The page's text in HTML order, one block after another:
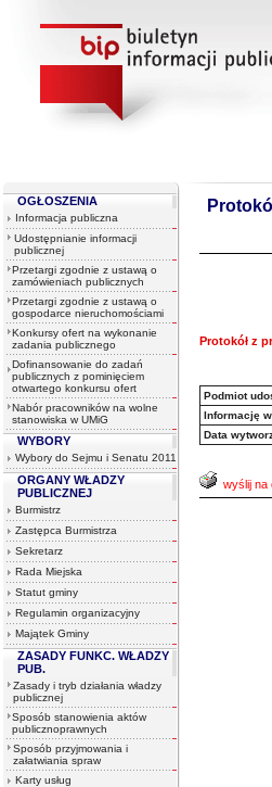
OGŁOSZENIA
Informacja publiczna
Udostępnianie informacji
publicznej
Przetargi zgodnie z ustawą o
zamówieniach publicznych
Przetargi zgodnie z ustawą o
gospodarce nieruchomościami
Konkursy ofert na wykonanie
zadania publicznego
Dofinansowanie do zadań
publicznych z pominięciem
otwartego konkursu ofert
Nabór pracowników na wolne
stanowiska w UMiG
WYBORY
Wybory do Sejmu i Senatu 2011
ORGANY WŁADZY
PUBLICZNEJ
Burmistrz
Zastępca Burmistrza
Sekretarz
Rada Miejska
Statut gminy
Regulamin organizacyjny
Majątek Gminy
ZASADY FUNKC. WŁADZY
PUB.
Zasady i tryb działania władzy
publicznej
Sposób stanowienia aktów
publicznoprawnych
Sposób przyjmowania i
załatwiania spraw
Karty usług
Protokół z
Podmiot
Informację
Data
wyślij na